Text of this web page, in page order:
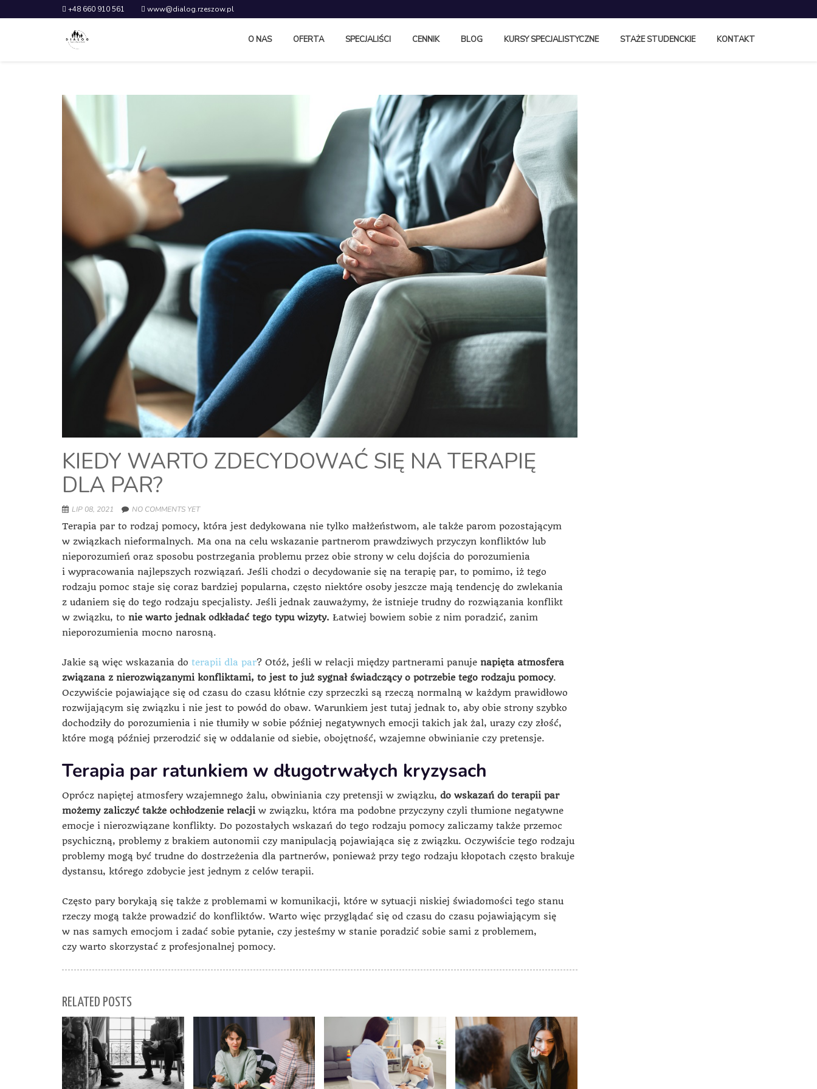
+48 660 910 561 www@dialog.rzeszow.pl
O NAS OFERTA SPECJALIŚCI CENNIK BLOG KURSY SPECJALISTYCZNE STAŻE STUDENCKIE KONTAKT
KIEDY WARTO ZDECYDOWAĆ SIĘ NA TERAPIĘ
DLA PAR?
LIP 08, 2021 NO COMMENTS YET
Terapia par to rodzaj pomocy, która jest dedykowana nie tylko małżeństwom, ale także parom pozostającym
w związkach nieformalnych. Ma ona na celu wskazanie partnerom prawdziwych przyczyn konfliktów lub
nieporozumień oraz sposobu postrzegania problemu przez obie strony w celu dojścia do porozumienia
i wypracowania najlepszych rozwiązań. Jeśli chodzi o decydowanie się na terapię par, to pomimo, iż tego
rodzaju pomoc staje się coraz bardziej popularna, często niektóre osoby jeszcze mają tendencję do zwlekania
z udaniem się do tego rodzaju specjalisty. Jeśli jednak zauważymy, że istnieje trudny do rozwiązania konflikt
w związku, to nie warto jednak odkładać tego typu wizyty. Łatwiej bowiem sobie z nim poradzić, zanim
nieporozumienia mocno narosną.
Jakie są więc wskazania do terapii dla par? Otóż, jeśli w relacji między partnerami panuje napięta atmosfera
związana z nierozwiązanymi konfliktami, to jest to już sygnał świadczący o potrzebie tego rodzaju pomocy.
Oczywiście pojawiające się od czasu do czasu kłótnie czy sprzeczki są rzeczą normalną w każdym prawidłowo
rozwijającym się związku i nie jest to powód do obaw. Warunkiem jest tutaj jednak to, aby obie strony szybko
dochodziły do porozumienia i nie tłumiły w sobie później negatywnych emocji takich jak żal, urazy czy złość,
które mogą później przerodzić się w oddalanie od siebie, obojętność, wzajemne obwinianie czy pretensje.
Terapia par ratunkiem w długotrwałych kryzysach
Oprócz napiętej atmosfery wzajemnego żalu, obwiniania czy pretensji w związku, do wskazań do terapii par
możemy zaliczyć także ochłodzenie relacji w związku, która ma podobne przyczyny czyli tłumione negatywne
emocje i nierozwiązane konflikty. Do pozostałych wskazań do tego rodzaju pomocy zaliczamy także przemoc
psychiczną, problemy z brakiem autonomii czy manipulacją pojawiająca się z związku. Oczywiście tego rodzaju
problemy mogą być trudne do dostrzeżenia dla partnerów, ponieważ przy tego rodzaju kłopotach często brakuje
dystansu, którego zdobycie jest jednym z celów terapii.
Często pary borykają się także z problemami w komunikacji, które w sytuacji niskiej świadomości tego stanu
rzeczy mogą także prowadzić do konfliktów. Warto więc przyglądać się od czasu do czasu pojawiającym się
w nas samych emocjom i zadać sobie pytanie, czy jesteśmy w stanie poradzić sobie sami z problemem,
czy warto skorzystać z profesjonalnej pomocy.
RELATED POSTS